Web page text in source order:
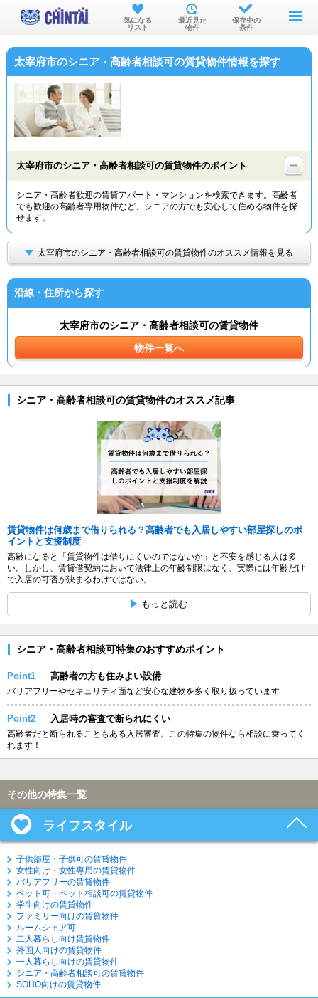
お部屋を探す
沿線・駅から
物件特集から
TOP
気になる
リスト
最近見た
物件
保存中の
条件
太宰府市のシニア・高齢者相談可の賃貸物件情報を探す
太宰府市のシニア・高齢者相談可の賃貸物件のポイント
シニア・高齢者歓迎の賃貸アパート・マンションを検索できます。高齢者
でも歓迎の高齢者専用物件など、シニアの方でも安心して住める物件を探
せます。
太宰府市のシニア・高齢者相談可の賃貸物件のオススメ情報を見る
沿線・住所から探す
太宰府市のシニア・高齢者相談可の賃貸物件
物件一覧へ
シニア・高齢者相談可の賃貸物件のオススメ記事
賃貸物件は何歳まで借りられる？高齢者でも入居しやすい部屋探しのポ
イントと支援制度
高齢になると「賃貸物件は借りにくいのではないか」と不安を感じる人は多
い。しかし、賃貸借契約において法律上の年齢制限はなく、実際には年齢だけ
で入居の可否が決まるわけではない。...
もっと読む
シニア・高齢者相談可特集のおすすめポイント
Point1 高齢者の方も住みよい設備
バリアフリーやセキュリティ面など安心な建物を多く取り扱っています
Point2 入居時の審査で断られにくい
高齢者だと断られることもある入居審査。この特集の物件なら相談に乗ってく
れます！
その他の特集一覧
ライフスタイル
子供部屋・子供可の賃貸物件
女性向け・女性専用の賃貸物件
バリアフリーの賃貸物件
ペット可・ペット相談可の賃貸物件
学生向けの賃貸物件
ファミリー向けの賃貸物件
ルームシェア可
二人暮らし向け賃貸物件
外国人向けの賃貸物件
一人暮らし向けの賃貸物件
シニア・高齢者相談可の賃貸物件
SOHO向けの賃貸物件